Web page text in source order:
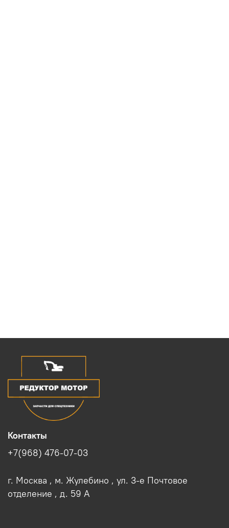
Контакты
+7(968) 476-07-03
г. Москва , м. Жулебино , ул. 3-е Почтовое
отделение , д. 59 A